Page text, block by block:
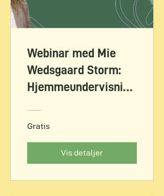
Webinar med Mie
Wedsgaard Storm:
Hjemmeundervisning
praktisk og mentalt
Gratis
Vis detaljer